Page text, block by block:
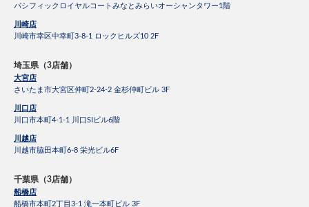
パシフィックロイヤルコートみなとみらいオーシャンタワー1階
川崎店
川崎市幸区中幸町3-8-1 ロックヒルズ10 2F
埼玉県（3店舗）
大宮店
さいたま市大宮区仲町2-24-2 金杉仲町ビル 3F
川口店
川口市本町4-1-1 川口SIビル6階
川越店
川越市脇田本町6-8 栄光ビル6F
千葉県（3店舗）
船橋店
船橋市本町2丁目3-1 滝一本町ビル 3F